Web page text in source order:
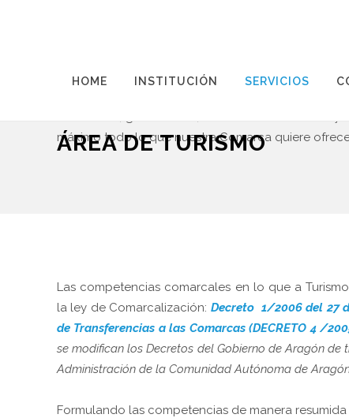
HOME INSTITUCIÓN SERVICIOS
ÁREA DE TURISMO
El turismo en laComarca Bajo Aragón-Caspe/
máximo todo lo que nuestra Comarca quiere
Las competencias comarcales en lo que a
la ley de Comarcalización: Decreto 1/2006 del 27
de Transferencias a las Comarcas (DECRETO 4 /
se modifican los Decretos del Gobierno de Aragón
Administración de la Comunidad Autónoma de
Formulando las competencias de manera